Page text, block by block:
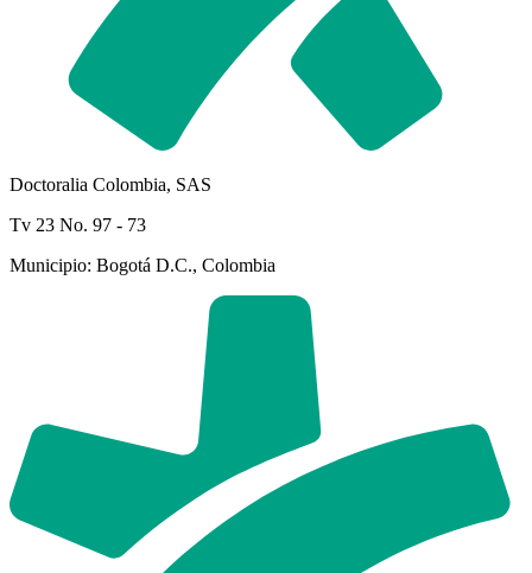
Doctoralia Colombia, SAS
Tv 23 No. 97 - 73
Municipio: Bogotá D.C., Colombia